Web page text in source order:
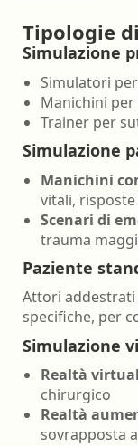
Tipologie
Simulazione
Simulatori
Manichini
Trainer per
Simulazione
Manichini
vitali,
Scenari di
trauma
Paziente
Attori
specifiche, per
Simulazione
Realtà
chirurgico
Realtà
sovrapposta